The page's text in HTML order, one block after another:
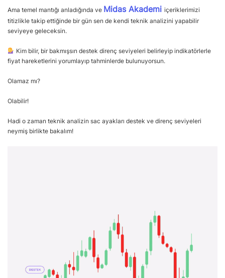
Ama temel mantığı anladığında ve Midas Akademi içeriklerimizi
titizlikle takip ettiğinde bir gün sen de kendi teknik analizini yapabilir
seviyeye geleceksin.
Kim bilir, bir bakmışsın destek direnç seviyeleri belirleyip indikatörlerle
fiyat hareketlerini yorumlayıp tahminlerde bulunuyorsun.
Olamaz mı?
Olabilir!
Hadi o zaman teknik analizin sac ayakları destek ve direnç seviyeleri
neymiş birlikte bakalım!